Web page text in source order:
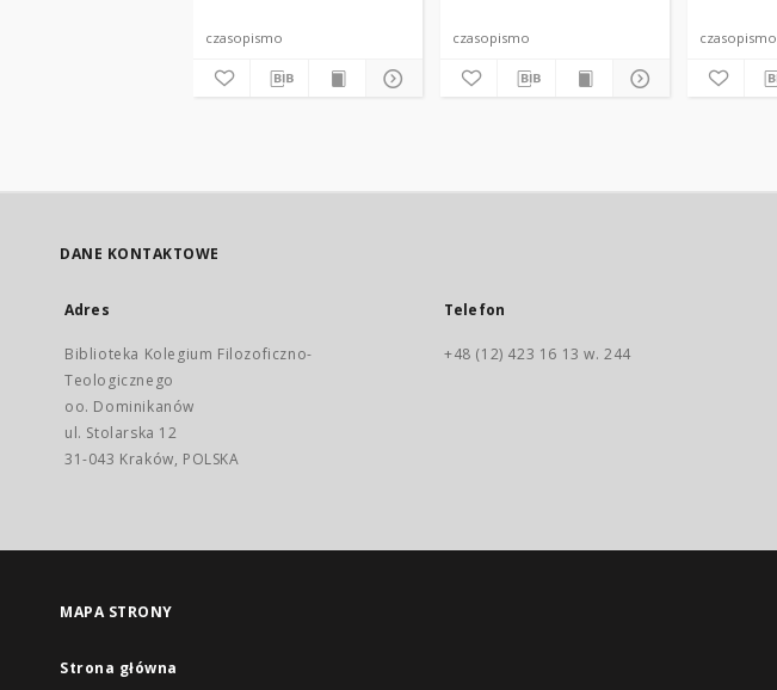
czasopismo czasopismo czasopismo
DANE KONTAKTOWE
Adres
Biblioteka Kolegium Filozoficzno-
Teologicznego
oo. Dominikanów
ul. Stolarska 12
31-043 Kraków, POLSKA
Telefon
+48 (12) 423 16 13 w. 244
MAPA STRONY
Strona główna